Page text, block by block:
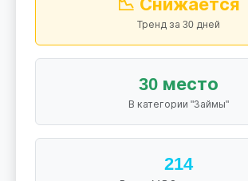
📉 Снижается
Тренд за 30 дней
30 место
В категории "Займы"
214